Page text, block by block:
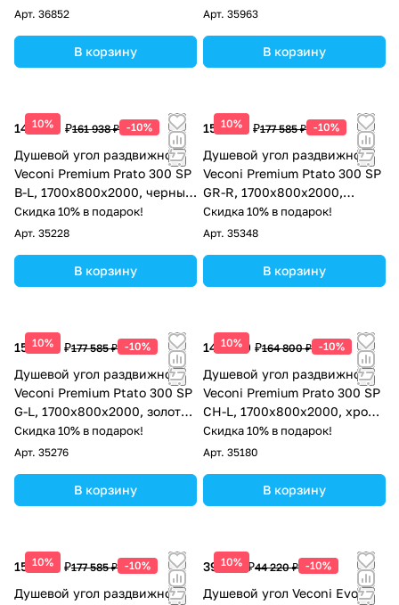
Арт. 36852
В корзину
Арт. 35963
В корзину
10%
145 744 ₽161 938 ₽ -10%
Душевой угол раздвижной
Veconi Premium Prato 300 SP
B-L, 1700х800x2000, черный
матовый, стекло прозрачное
Скидка 10% в подарок!
Арт. 35228
В корзину
10%
159 827 ₽177 585 ₽ -10%
Душевой угол раздвижной
Veconi Premium Ptato 300 SP
GR-R, 1700х800x2000,
брашированный графит,
стекло прозрачное
Скидка 10% в подарок!
Арт. 35348
В корзину
10%
159 827 ₽177 585 ₽ -10%
Душевой угол раздвижной
Veconi Premium Ptato 300 SP
G-L, 1700х800x2000, золото
брашированный, стекло
прозрачное
Скидка 10% в подарок!
Арт. 35276
В корзину
10%
148 320 ₽164 800 ₽ -10%
Душевой угол раздвижной
Veconi Premium Prato 300 SP
CH-L, 1700х800x2000, хром,
стекло прозрачное
Скидка 10% в подарок!
Арт. 35180
В корзину
10%
159 827 ₽177 585 ₽ -10%
Душевой угол раздвижной
10%
39 798 ₽44 220 ₽ -10%
Душевой угол Veconi Evo